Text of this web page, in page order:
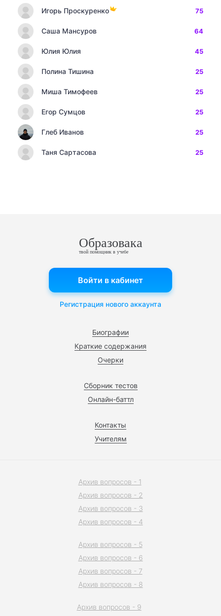
Игорь Проскуренко 75
Саша Мансуров 64
Юлия Юлия 45
Полина Тишина 25
Миша Тимофеев 25
Егор Сумцов 25
Глеб Иванов 25
Таня Сартасова 25
Образовака
твой помощник в учебе
Биографии
Краткие содержания
Очерки
Сборник тестов
Онлайн-баттл
Контакты
Учителям
Войти в кабинет
Регистрация нового аккаунта
Архив вопросов - 1
Архив вопросов - 2
Архив вопросов - 3
Архив вопросов - 4
Архив вопросов - 5
Архив вопросов - 6
Архив вопросов - 7
Архив вопросов - 8
Архив вопросов - 9